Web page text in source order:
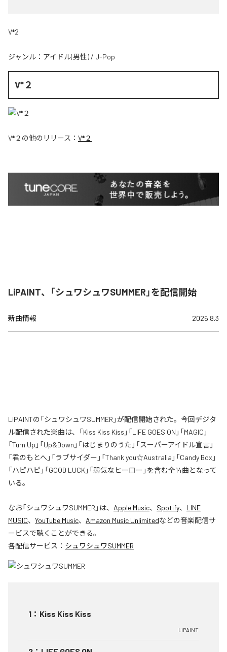
V*2
ジャンル： アイドル(男性) / J-Pop
V*２
V*２ の他のリリース： V*２
LiPAINT、「シュワシュワSUMMER」を配信開始
新曲情報 2026.8.3
LiPAINTの「シュワシュワSUMMER」が配信開始された。今回デジタ
ル配信された楽曲は、「Kiss Kiss Kiss」「LIFE GOES ON」「MAGIC」
「Turn Up」「Up&Down」「はじまりのうた」「スーパーアイドル宣言」
「君のもとへ」「ラブサイダー」「Thank you☆Australia」「Candy Box」
「ハピハピ」「GOOD LUCK」「弱気なヒーロー」を含む全14曲となって
いる。
なお「シュワシュワSUMMER 」は、 Apple Music、 Spotify、 LINE
MUSIC、 YouTube Music、 Amazon Music Unlimitedなどの音楽配信サ
ービスで聴くことができる。
各配信サービス： シュワシュワSUMMER
1 ： Kiss Kiss Kiss
LiPAINT